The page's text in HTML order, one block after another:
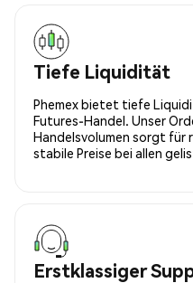
Tiefe Liquidität
Phemex bietet tiefe
Futures-Handel. Unser
Handelsvolumen sorgt für
stabile Preise bei allen
Erstklassiger